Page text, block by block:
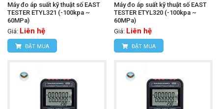
Máy đo áp suất kỹ thuật số EAST
TESTER ETYL321 (-100kpa ~
60MPa)
Giá: Liên hệ
ĐẶT MUA
Máy đo áp suất kỹ thuật số EAST
TESTER ETYL320 (-100kpa ~
60MPa)
Giá: Liên hệ
ĐẶT MUA